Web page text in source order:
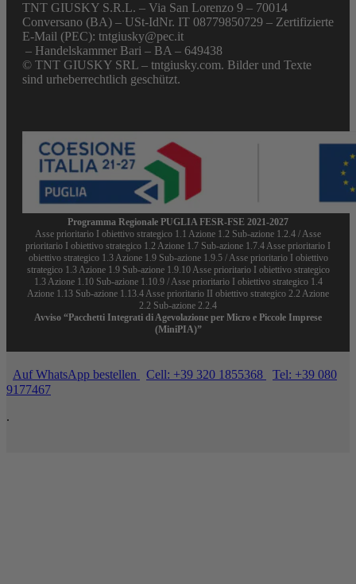
TNT GIUSKY S.R.L. – Via San Lorenzo 9 – 70014
Conversano (BA) – USt-IdNr. IT 08779850729 – Zertifizierte
E-Mail (PEC): tntgiusky@pec.it
– Handelskammer Bari – BA – 649438
© TNT GIUSKY SRL – tntgiusky.com. Bilder und Texte
sind urheberrechtlich geschützt.
Programma Regionale PUGLIA FESR-FSE 2021-2027
Asse prioritario I obiettivo strategico 1.1 Azione 1.2 Sub-azione 1.2.4 / Asse
prioritario I obiettivo strategico 1.2 Azione 1.7 Sub-azione 1.7.4 Asse prioritario I
obiettivo strategico 1.3 Azione 1.9 Sub-azione 1.9.5 / Asse prioritario I obiettivo
strategico 1.3 Azione 1.9 Sub-azione 1.9.10 Asse prioritario I obiettivo strategico
1.3 Azione 1.10 Sub-azione 1.10.9 / Asse prioritario I obiettivo strategico 1.4
Azione 1.13 Sub-azione 1.13.4 Asse prioritario II obiettivo strategico 2.2 Azione
2.2 Sub-azione 2.2.4
Avviso “Pacchetti Integrati di Agevolazione per Micro e Piccole Imprese
(MiniPIA)”
Auf WhatsApp bestellen Cell: +39 320 1855368
Tel: +39 080
9177467
.